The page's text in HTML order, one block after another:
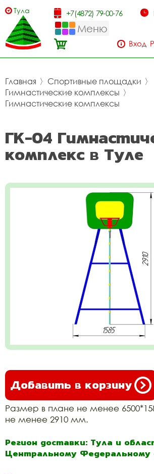
Тула +7(4872) 79-00-76
Меню
Вход
Главная 〉 Спортивные площадки 〉
Гимнастические комплексы 〉
Гимнастические комплексы
ГК-04
комплекс в Туле
Добавить в корзину
Размер в плане не менее
не менее 2910 мм.
Регион доставки: Тула и
Центральному Федеральному